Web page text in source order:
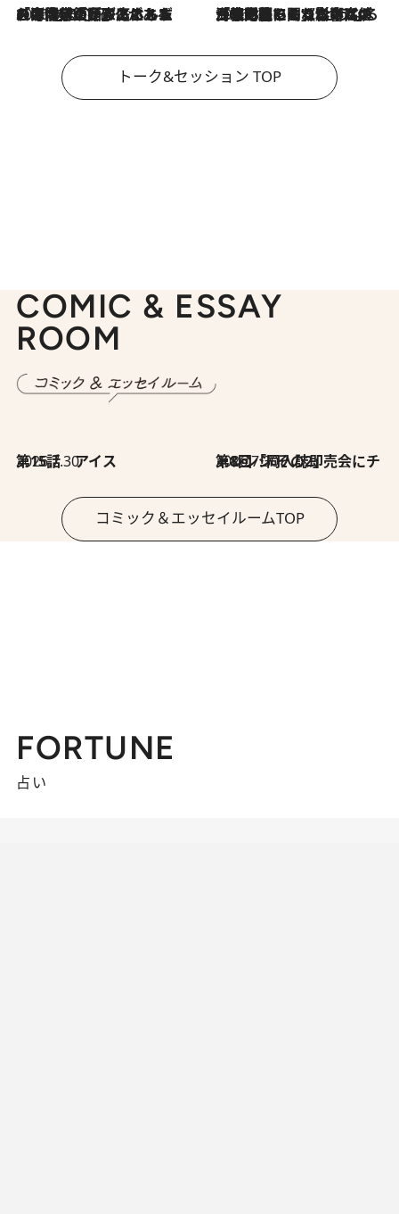
2026.8.3
「今後値上げがあるとすれば…」「リスクがあるのは今年の冬」エネルギー専門家が語る、ホルムズ海峡封鎖が家庭にもたらす“ある心配” 2026.8.3
「住宅建てられない…」「サーチャージ料の高値が続いている」ホルムズ海峡封鎖による影響はいつまで続く？《エネルギー専門家に聞く“どうなる日本の暮らし”》
トーク&セッション TOP
COMIC & ESSAY
ROOM
2026.7.30
第15話 アイス 2026.7.30
第8回「同人誌即売会にチャレンジ その2」
コミック＆エッセイルームTOP
FORTUNE
占い